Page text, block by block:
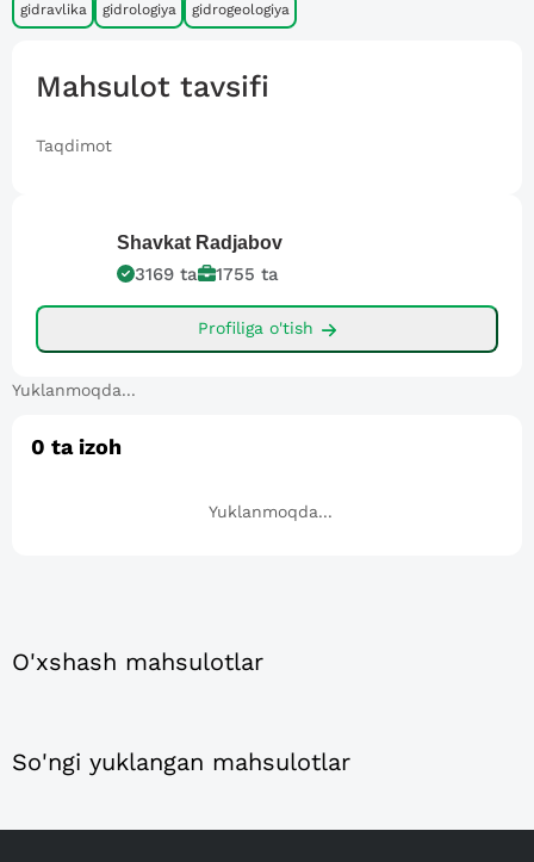
gidravlika gidrologiya gidrogeologiya
Mahsulot tavsifi
Taqdimot
Shavkat Radjabov
3169 ta 1755 ta
Profiliga o'tish
Yuklanmoqda...
0 ta izoh
Yuklanmoqda...
O'xshash mahsulotlar
So'ngi yuklangan mahsulotlar